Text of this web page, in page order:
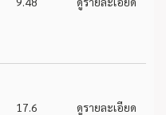
17.6 ดูรายละเอียด